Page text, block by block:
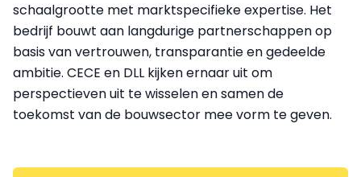
schaalgrootte met marktspecifieke expertise. Het
bedrijf bouwt aan langdurige partnerschappen op
basis van vertrouwen, transparantie en gedeelde
ambitie. CECE en DLL kijken ernaar uit om
perspectieven uit te wisselen en samen de
toekomst van de bouwsector mee vorm te geven.